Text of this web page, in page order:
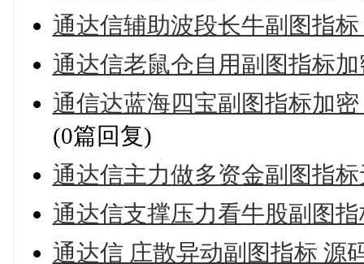
通达信辅助波段长牛副图指
通达信老鼠仓自用副图指标加
通信达蓝海四宝副图指标加
(0篇回复)
通达信主力做多资金副图指
通达信支撑压力看牛股副图
通达信 庄散异动副图指标 源